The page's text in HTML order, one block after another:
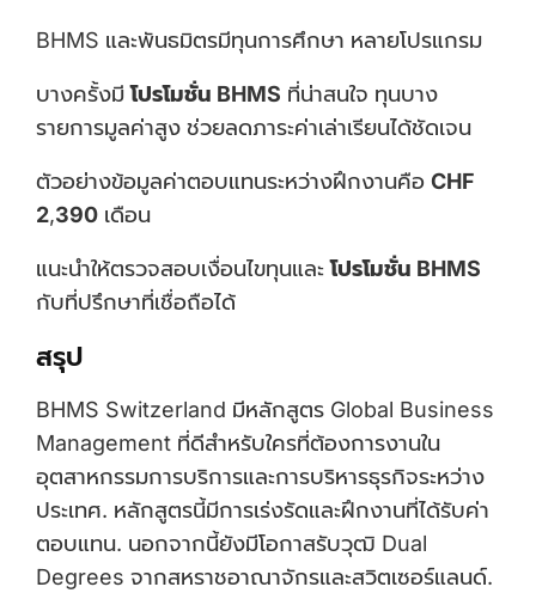
BHMS และพันธมิตรมีทุนการศึกษา หลายโปรแกรม
บางครั้งมีโปรโมชั่น BHMS ที่น่าสนใจ ทุนบาง
รายการมูลค่าสูง ช่วยลดภาระค่าเล่าเรียนได้ชัดเจน
ตัวอย่างข้อมูลค่าตอบแทนระหว่างฝึกงานคือ CHF
2,390 เดือน
แนะนำให้ตรวจสอบเงื่อนไขทุนและโปรโมชั่น BHMS
กับที่ปรึกษาที่เชื่อถือได้
สรุป
BHMS Switzerland มีหลักสูตร Global Business
Management ที่ดีสำหรับใครที่ต้องการงานใน
อุตสาหกรรมการบริการและการบริหารธุรกิจระหว่าง
ประเทศ. หลักสูตรนี้มีการเร่งรัดและฝึกงานที่ได้รับค่า
ตอบแทน. นอกจากนี้ยังมีโอกาสรับวุฒิ Dual
Degrees จากสหราชอาณาจักรและสวิตเซอร์แลนด์.